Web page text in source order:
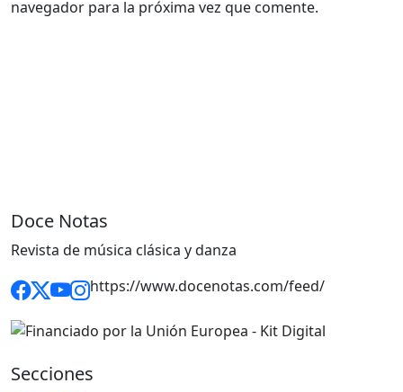
navegador para la próxima vez que comente.
Doce Notas
Revista de música clásica y danza
https://www.docenotas.com/feed/
Secciones